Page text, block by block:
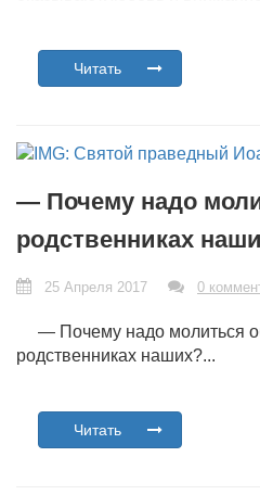
Читать
— Почему надо
родственниках
25 Апреля 2017 0
— Почему надо молиться
родственниках наших?...
Читать